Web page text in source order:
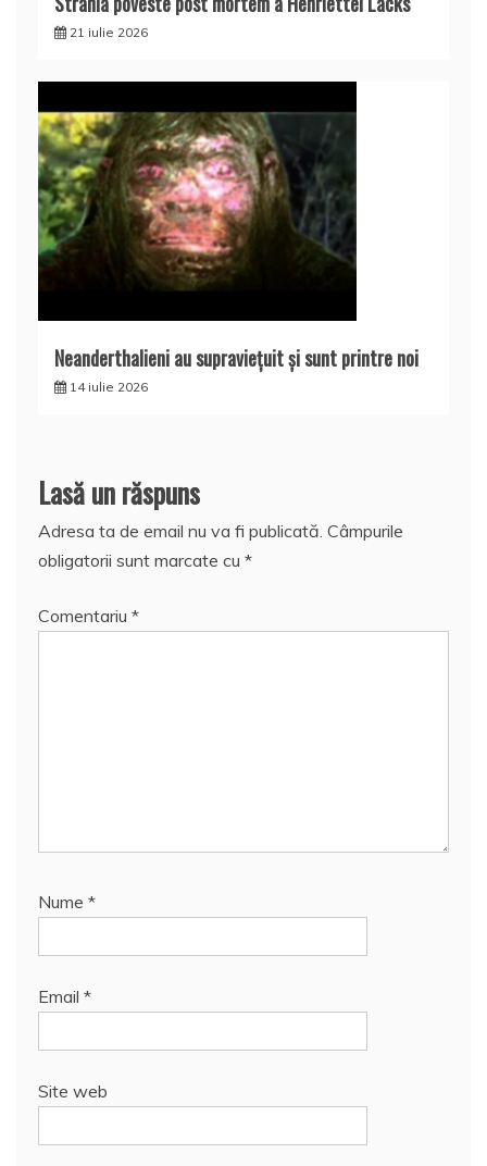
21 iulie 2026
Neanderthalieni au supravieţuit şi sunt printre noi
14 iulie 2026
Lasă un răspuns
Adresa ta de email nu va fi publicată. Câmpurile
obligatorii sunt marcate cu *
Comentariu *
Nume *
Email *
Site web